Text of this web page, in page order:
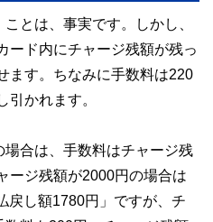
とは、事実です。しかし、
ード内にチャージ残額が残っ
ます。ちなみに手数料は220
引かれます。
合は、手数料はチャージ残
ージ残額が2000円の場合は
戻し額1780円」ですが、チ